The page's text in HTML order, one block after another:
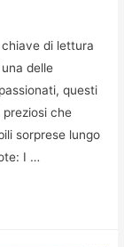
chiave di lettura
delle
questi
che
sorprese lungo
I …